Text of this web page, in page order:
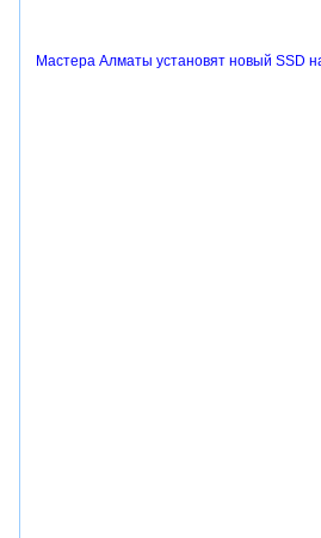
Мастера Алматы установят новый SSD